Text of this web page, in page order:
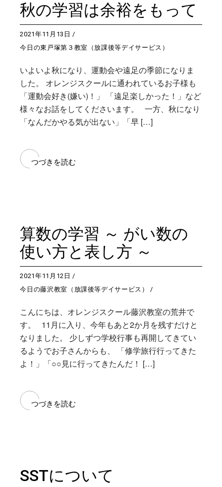
秋の学習は余裕をもって
2021年11月13日
今日の東戸塚第３教室（放課後等デイサービス）
いよいよ秋になり、運動会や遠足の季節になりま
した。 オレンジスクールに通われているお子様も
「運動会好き(嫌い)！」 「遠足楽しかった！」など
様々なお話をしてくださいます。 一方、秋になり
「なんだかやる気が出ない」「早 […]
つづきを読む
算数の学習 ～ がい数の
使い方と表し方 ～
2021年11月12日
今日の藤沢教室（放課後等デイサービス）
こんにちは、オレンジスクール藤沢教室の荒井で
す。 11月に入り、今年もあと2か月を残すだけと
なりました。 少しずつ学校行事も再開してきてい
るようでお子さんからも、 「修学旅行行ってきた
よ！」「○○見に行ってきたんだ！ […]
つづきを読む
SSTについて